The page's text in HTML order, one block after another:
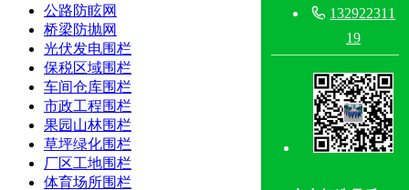
公路防眩网
桥梁防抛网
光伏发电围栏
保税区域围栏
车间仓库围栏
市政工程围栏
果园山林围栏
草坪绿化围栏
厂区工地围栏
体育场所围栏
 132922311
19